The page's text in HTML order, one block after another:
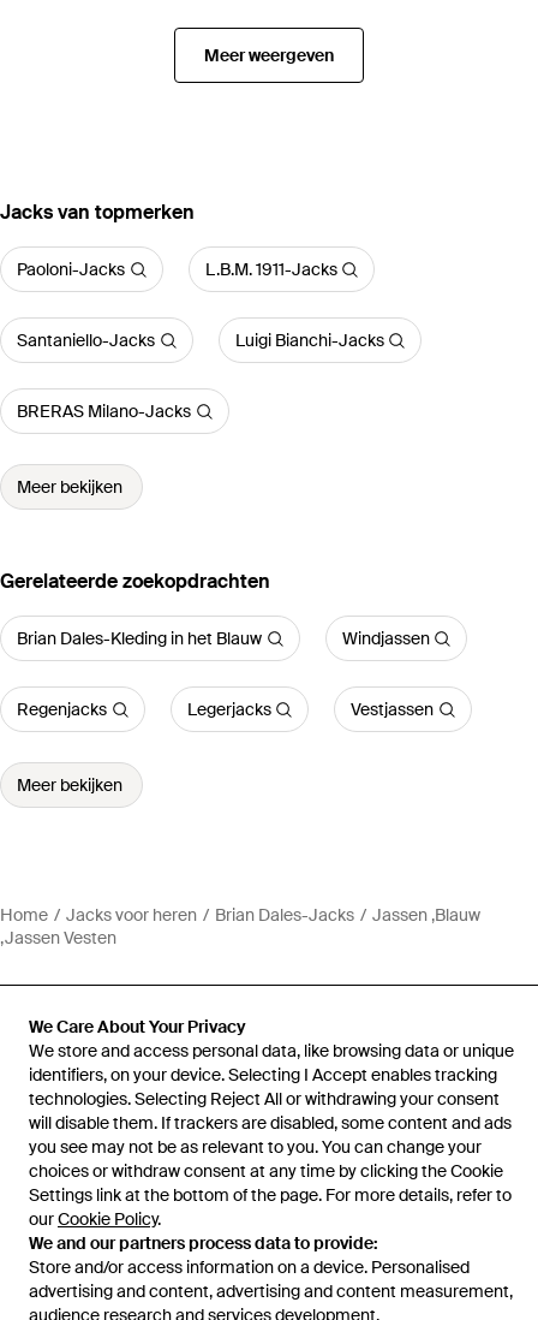
We Care About Your Privacy
We store and access personal data, like browsing data or unique
identifiers, on your device. Selecting I Accept enables tracking
technologies. Selecting Reject All or withdrawing your consent
will disable them. If trackers are disabled, some content and ads
you see may not be as relevant to you. You can change your
choices or withdraw consent at any time by clicking the Cookie
Settings link at the bottom of the page. For more details, refer to
ourCookie Policy.
We and our partners process data to provide:
Store and/or access information on a device. Personalised
advertising and content, advertising and content measurement,
audience research and services development.
Meer weergeven
‪Jacks‬ van topmerken
Paoloni-Jacks L.B.M. 1911-Jacks
Santaniello-Jacks Luigi Bianchi-Jacks
BRERAS Milano-Jacks
Meer bekijken
Gerelateerde zoekopdrachten
Brian Dales-Kleding in het Blauw Windjassen
Regenjacks Legerjacks Vestjassen
Meer bekijken
Home Jacks voor heren Brian Dales-Jacks
Jassen ,Blauw
,Jassen Vesten
Hulp en informatie